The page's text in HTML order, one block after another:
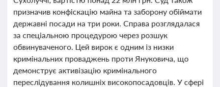
призначив конфіскацію майна та заборону обіймати
державні посади на три роки. Справа розглядалася
за спеціальною процедурою через розшук
обвинуваченого. Цей вирок є одним із низки
кримінальних проваджень проти Януковича, що
демонструє активізацію кримінального
переслідування колишніх високопосадовців. У сфері